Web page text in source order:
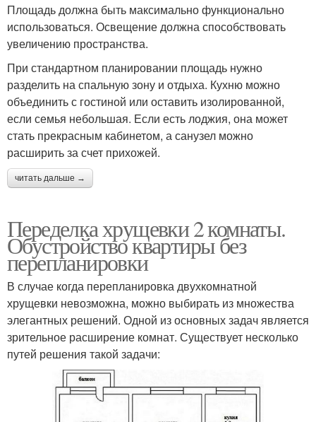
Площадь должна быть максимально функционально
использоваться. Освещение должна способствовать
увеличению пространства.
При стандартном планировании площадь нужно
разделить на спальную зону и отдыха. Кухню можно
объединить с гостиной или оставить изолированной,
если семья небольшая. Если есть лоджия, она может
стать прекрасным кабинетом, а санузел можно
расширить за счет прихожей.
читать дальше →
Переделка хрущевки 2 комнаты.
Обустройство квартиры без
перепланировки
В случае когда перепланировка двухкомнатной
хрущевки невозможна, можно выбирать из множества
элегантных решений. Одной из основных задач является
зрительное расширение комнат. Существует несколько
путей решения такой задачи: